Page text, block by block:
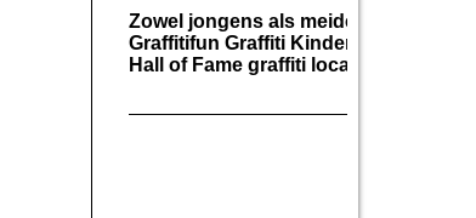
Zowel jongens als meiden artiesten
Graffitifun Graffiti Kinderfeestjes
Hall of Fame graffiti locaties.